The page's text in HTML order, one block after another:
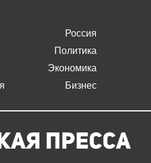
Россия
Политика
Экономика
Бизнес